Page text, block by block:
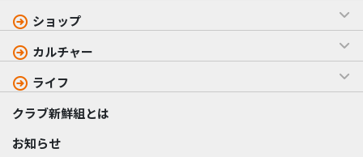
ショップ
カルチャー
ライフ
クラブ新鮮組とは
お知らせ